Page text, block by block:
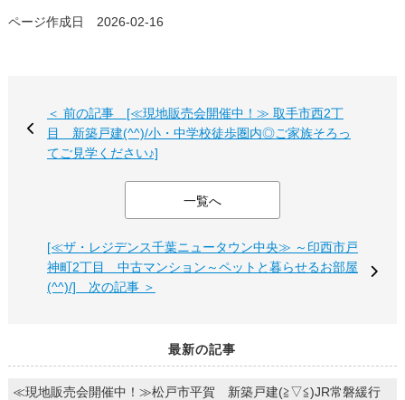
ページ作成日 2026-02-16
＜ 前の記事 [≪現地販売会開催中！≫ 取手市西2丁
目 新築戸建(^^)/小・中学校徒歩圏内◎ご家族そろっ
てご見学ください♪]
一覧へ
[≪ザ・レジデンス千葉ニュータウン中央≫ ～印西市戸
神町2丁目 中古マンション～ペットと暮らせるお部屋
(^^)/] 次の記事 ＞
最新の記事
≪現地販売会開催中！≫松戸市平賀 新築戸建(≧▽≦)JR常磐緩行